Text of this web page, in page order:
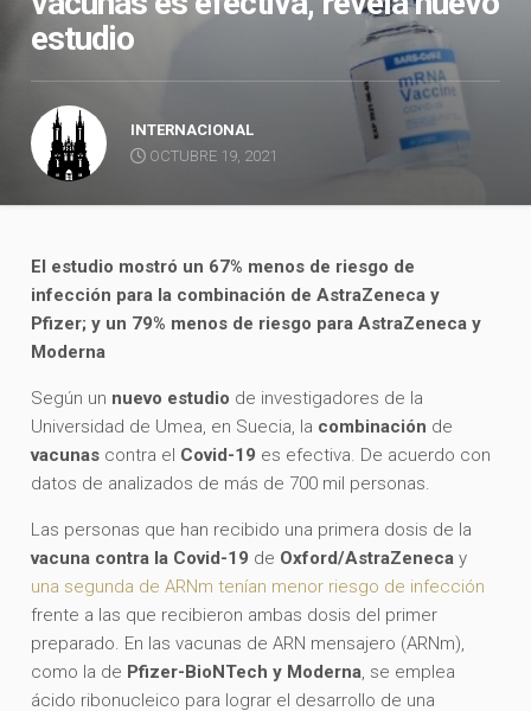
estudio
INTERNACIONAL
OCTUBRE 19, 2021
El estudio mostró un 67% menos de riesgo de
infección para la combinación de AstraZeneca y
Pfizer; y un 79% menos de riesgo para AstraZeneca y
Moderna
Según un nuevo estudio de investigadores de la
Universidad de Umea, en Suecia, la combinación de
vacunas contra el Covid-19 es efectiva. De acuerdo con
datos de analizados de más de 700 mil personas.
Las personas que han recibido una primera dosis de la
vacuna contra la Covid-19 de Oxford/AstraZeneca y
una segunda de ARNm tenían menor riesgo de infección
frente a las que recibieron ambas dosis del primer
preparado. En las vacunas de ARN mensajero (ARNm),
como la de Pfizer-BioNTech y Moderna, se emplea
ácido ribonucleico para lograr el desarrollo de una